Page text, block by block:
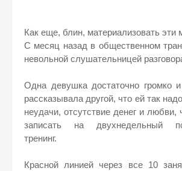
Как еще, блин, материализовать эти
С месяц назад в общественном
невольной слушательницей
Одна девушка достаточно громко
рассказывала другой, что ей так
неудачи, отсутствие денег и любви,
записать на двухнедельный
тренинг.
Красной линией через все 10